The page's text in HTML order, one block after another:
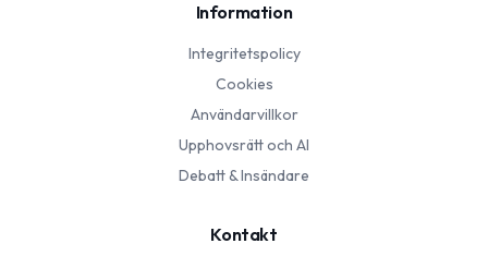
Information
Integritetspolicy
Cookies
Användarvillkor
Upphovsrätt och AI
Debatt & Insändare
Kontakt